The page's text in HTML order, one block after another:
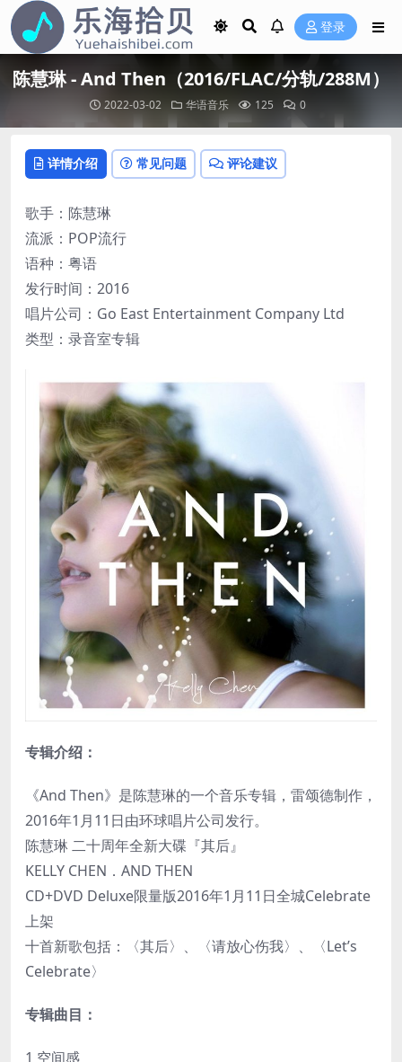
登录
陈慧琳 - And Then（2016/FLAC/分轨/288M）
2022-03-02 华语音乐 125 0
详情介绍 常见问题 评论建议
歌手：陈慧琳
流派：POP流行
语种：粤语
发行时间：2016
唱片公司：Go East Entertainment Company Ltd
类型：录音室专辑
专辑介绍：
《And Then》是陈慧琳的一个音乐专辑，雷颂德制作，
2016年1月11日由环球唱片公司发行。
陈慧琳 二十周年全新大碟『其后』
KELLY CHEN．AND THEN
CD+DVD Deluxe限量版2016年1月11日全城Celebrate
上架
十首新歌包括：〈其后〉、〈请放心伤我〉、〈Let’s
Celebrate〉
专辑曲目：
1 空间感